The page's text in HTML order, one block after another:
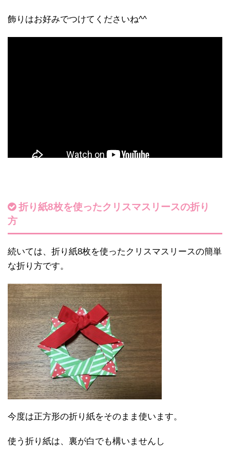
飾りはお好みでつけてくださいね^^
折り紙8枚を使ったクリスマスリースの折り
方
続いては、折り紙8枚を使ったクリスマスリースの簡単
な折り方です。
今度は正方形の折り紙をそのまま使います。
使う折り紙は、裏が白でも構いませんし